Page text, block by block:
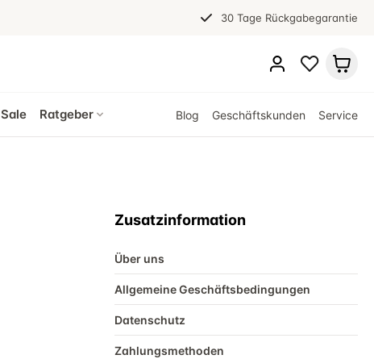
30 Tage Rückgabegarantie
Sale Ratgeber Blog Geschäftskunden Service
Zusatzinformation
Über uns
Allgemeine Geschäftsbedingungen
Datenschutz
Zahlungsmethoden